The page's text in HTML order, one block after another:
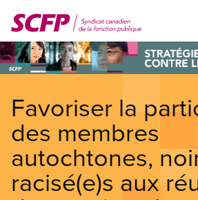
au
contenu
principal
Favoriser la
des membres
autochtones,
racisé(e)s aux